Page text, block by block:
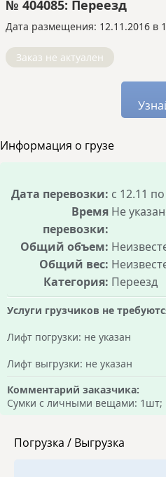
с AI-ассистентом.
машину.
автоматически, и вы
только постфактум.
предлагают вам
мессенджер. Вы
можете выбирать
Благодаря этому
как все условия сделки
Перевозка попутной
означает, что основная
оставшиеся свободные
Это позволяет
цену, так как его
покрыты. Вы получаете
№ 404085: Переезд
Дата размещения: 12.11.2016 в
Заказ не актуален
Информация о грузе
Дата перевозки: с 12.11
Время
перевозки:
Не
Общий объем:
Общий вес:
Категория: Переезд
Услуги грузчиков не
Лифт погрузки: не указан
Лифт выгрузки: не указан
Комментарий заказчика:
Сумки с личными вещами: 1шт;
Погрузка / Выгрузка